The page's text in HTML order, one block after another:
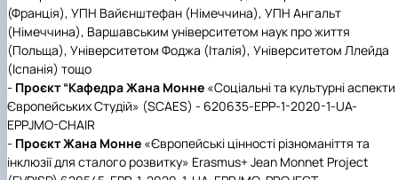
(Франція), УПН Вайєнштефан (Німеччина), УПН Ангальт
(Німеччина), Варшавським університетом наук про життя
(Польща), Університетом Фоджа (Італія), Університетом Ллейда
(Іспанія) тощо
- Проєкт “Кафедра Жана Монне «Соціальні та культурні аспекти
Європейських Студій» (SCAES) - 620635-EPP-1-2020-1-UA-
EPPJMO-CHAIR
- Проєкт Жана Монне «Європейські цінності різноманіття та
інклюзії для сталого розвитку» Erasmus+ Jean Monnet Project